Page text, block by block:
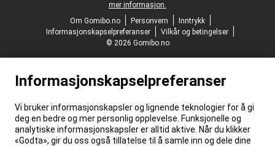
mer informasjon.
Om Gomibo.no
Personvern
Inntrykk
Informasjonskapselpreferanser
Vilkår og betingelser
© 2026 Gomibo.no
Informasjonskapselpreferanser
Vi bruker informasjonskapsler og lignende teknologier for å gi
deg en bedre og mer personlig opplevelse. Funksjonelle og
analytiske informasjonskapsler er alltid aktive. Når du klikker
«Godta», gir du oss også tillatelse til å samle inn og dele dine